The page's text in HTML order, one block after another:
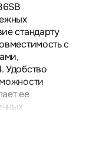
стандарту
с
Удобство
ее